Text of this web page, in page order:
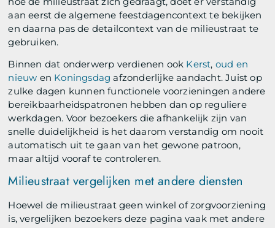
aan eerst de algemene feestdagencontext te bekijken
en daarna pas de detailcontext van de milieustraat te
gebruiken.
Binnen dat onderwerp verdienen ook Kerst, oud en
nieuw en Koningsdag afzonderlijke aandacht. Juist op
zulke dagen kunnen functionele voorzieningen andere
bereikbaarheidspatronen hebben dan op reguliere
werkdagen. Voor bezoekers die afhankelijk zijn van
snelle duidelijkheid is het daarom verstandig om nooit
automatisch uit te gaan van het gewone patroon,
maar altijd vooraf te controleren.
Milieustraat vergelijken met andere diensten
Hoewel de milieustraat geen winkel of zorgvoorziening
is, vergelijken bezoekers deze pagina vaak met andere